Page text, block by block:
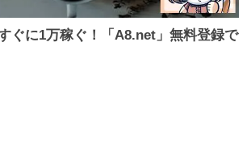
ぐに1万稼ぐ！「A8.net」無料登録で